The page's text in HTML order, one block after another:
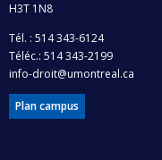
H3T 1N8
Tél. : 514 343-6124
Téléc.: 514 343-2199
info-droit@umontreal.ca
Plan campus